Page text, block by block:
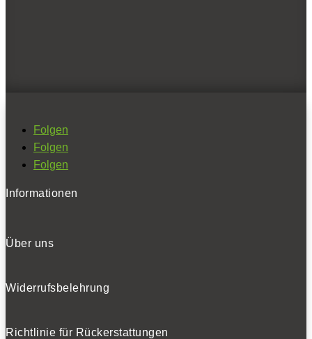
Folgen
Folgen
Folgen
Informationen
Über uns
Widerrufsbelehrung
Richtlinie für Rückerstattungen